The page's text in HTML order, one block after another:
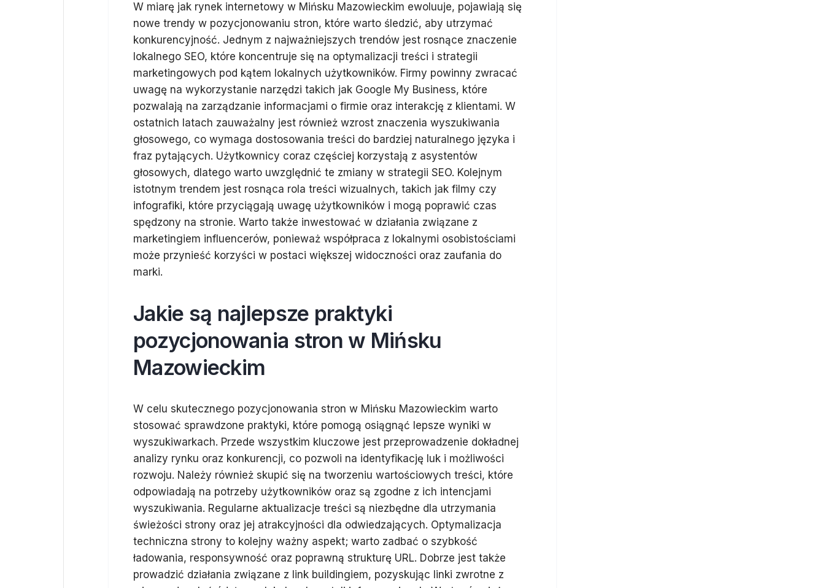
W miarę jak rynek internetowy w Mińsku Mazowieckim ewoluuje, pojawiają się
nowe trendy w pozycjonowaniu stron, które warto śledzić, aby utrzymać
konkurencyjność. Jednym z najważniejszych trendów jest rosnące znaczenie
lokalnego SEO, które koncentruje się na optymalizacji treści i strategii
marketingowych pod kątem lokalnych użytkowników. Firmy powinny zwracać
uwagę na wykorzystanie narzędzi takich jak Google My Business, które
pozwalają na zarządzanie informacjami o firmie oraz interakcję z klientami. W
ostatnich latach zauważalny jest również wzrost znaczenia wyszukiwania
głosowego, co wymaga dostosowania treści do bardziej naturalnego języka i
fraz pytających. Użytkownicy coraz częściej korzystają z asystentów
głosowych, dlatego warto uwzględnić te zmiany w strategii SEO. Kolejnym
istotnym trendem jest rosnąca rola treści wizualnych, takich jak filmy czy
infografiki, które przyciągają uwagę użytkowników i mogą poprawić czas
spędzony na stronie. Warto także inwestować w działania związane z
marketingiem influencerów, ponieważ współpraca z lokalnymi osobistościami
może przynieść korzyści w postaci większej widoczności oraz zaufania do
marki.
Jakie są najlepsze praktyki
pozycjonowania stron w Mińsku
Mazowieckim
W celu skutecznego pozycjonowania stron w Mińsku Mazowieckim warto
stosować sprawdzone praktyki, które pomogą osiągnąć lepsze wyniki w
wyszukiwarkach. Przede wszystkim kluczowe jest przeprowadzenie dokładnej
analizy rynku oraz konkurencji, co pozwoli na identyfikację luk i możliwości
rozwoju. Należy również skupić się na tworzeniu wartościowych treści, które
odpowiadają na potrzeby użytkowników oraz są zgodne z ich intencjami
wyszukiwania. Regularne aktualizacje treści są niezbędne dla utrzymania
świeżości strony oraz jej atrakcyjności dla odwiedzających. Optymalizacja
techniczna strony to kolejny ważny aspekt; warto zadbać o szybkość
ładowania, responsywność oraz poprawną strukturę URL. Dobrze jest także
prowadzić działania związane z link buildingiem, pozyskując linki zwrotne z